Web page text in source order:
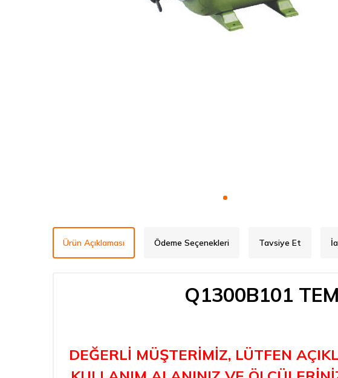
Ürün Açıklaması Ödeme Seçenekleri Tavsiye Et
Q1300B101
DEĞERLİ MÜŞTERİMİZ, LÜTFEN